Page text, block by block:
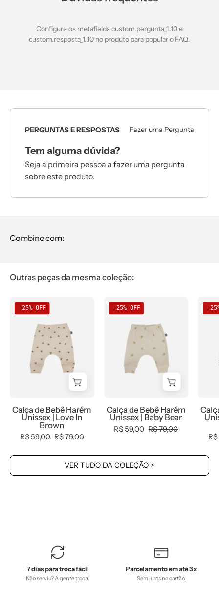
Configure os metafields custom.pergunta_1..10 e
custom.resposta_1..10 no produto para popular o FAQ.
PERGUNTAS E RESPOSTAS Fazer uma Pergunta
Tem alguma dúvida?
Seja a primeira pessoa a fazer uma pergunta
sobre este produto.
Combine com:
Outras peças da mesma coleção:
Bebê
Unissex
-
Estampa
Love
(corações
marrom)
-
SS26
-
-25% OFF
Calça de Bebê Harém
Unissex | Love In
Brown
R$ 59,00 R$ 79,00
de
Bebê
Unissex
estampa
Baby
(ursinhos
fofos
—
Coleção
egípcio
MiniMalista
Baby
-25% OFF
Calça de Bebê Harém
Unissex | Baby Bear
R$ 59,00 R$ 79,00
-
VER TUDO DA COLEÇÃO >
7 dias para troca fácil
Não serviu? A gente troca.
Parcelamento em até 3x
Sem juros no cartão.